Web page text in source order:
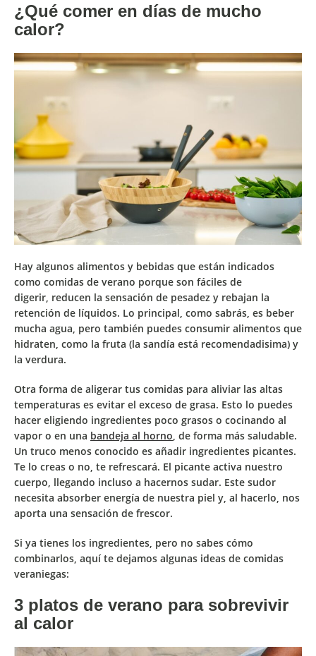
¿Qué comer en días de mucho
calor?
Hay algunos alimentos y bebidas que están indicados
como comidas de verano porque son fáciles de
digerir, reducen la sensación de pesadez y rebajan la
retención de líquidos. Lo principal, como sabrás, es beber
mucha agua , pero también puedes consumir alimentos que
hidraten, como la fruta (la sandía está recomendadisima) y
la verdura.
Otra forma de aligerar tus comidas para aliviar las altas
temperaturas es evitar el exceso de grasa. Esto lo puedes
hacer eligiendo ingredientes poco grasos o cocinando al
vapor o en una bandeja al horno , de forma más saludable.
Un truco menos conocido es añadir ingredientes picantes.
Te lo creas o no, te refrescará. El picante activa nuestro
cuerpo, llegando incluso a hacernos sudar. Este sudor
necesita absorber energía de nuestra piel y, al hacerlo, nos
aporta una sensación de frescor.
Si ya tienes los ingredientes, pero no sabes cómo
combinarlos, aquí te dejamos algunas ideas de comidas
veraniegas:
3 platos de verano para sobrevivir
al calor